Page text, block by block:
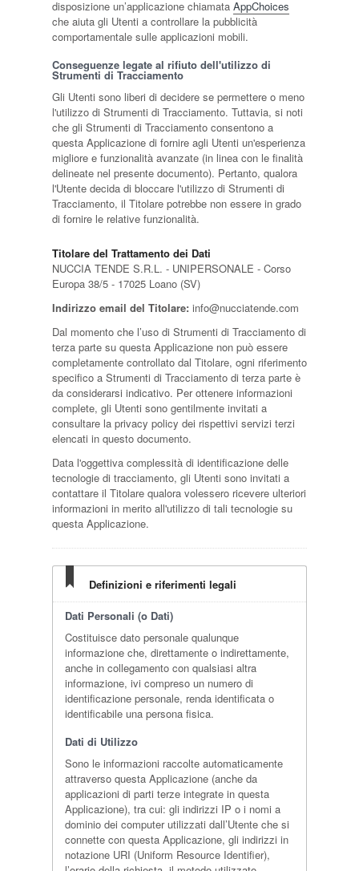
disposizione un’applicazione chiamata AppChoices
che aiuta gli Utenti a controllare la pubblicità
comportamentale sulle applicazioni mobili.
Conseguenze legate al rifiuto dell'utilizzo di
Strumenti di Tracciamento
Gli Utenti sono liberi di decidere se permettere o meno
l'utilizzo di Strumenti di Tracciamento. Tuttavia, si noti
che gli Strumenti di Tracciamento consentono a
questa Applicazione di fornire agli Utenti un'esperienza
migliore e funzionalità avanzate (in linea con le finalità
delineate nel presente documento). Pertanto, qualora
l'Utente decida di bloccare l'utilizzo di Strumenti di
Tracciamento, il Titolare potrebbe non essere in grado
di fornire le relative funzionalità.
Titolare del Trattamento dei Dati
NUCCIA TENDE S.R.L. - UNIPERSONALE - Corso
Europa 38/5 - 17025 Loano (SV)
Indirizzo email del Titolare: info@nucciatende.com
Dal momento che l’uso di Strumenti di Tracciamento di
terza parte su questa Applicazione non può essere
completamente controllato dal Titolare, ogni riferimento
specifico a Strumenti di Tracciamento di terza parte è
da considerarsi indicativo. Per ottenere informazioni
complete, gli Utenti sono gentilmente invitati a
consultare la privacy policy dei rispettivi servizi terzi
elencati in questo documento.
Data l'oggettiva complessità di identificazione delle
tecnologie di tracciamento, gli Utenti sono invitati a
contattare il Titolare qualora volessero ricevere ulteriori
informazioni in merito all'utilizzo di tali tecnologie su
questa Applicazione.
Definizioni e riferimenti legali
Dati Personali (o Dati)
Costituisce dato personale qualunque
informazione che, direttamente o indirettamente,
anche in collegamento con qualsiasi altra
informazione, ivi compreso un numero di
identificazione personale, renda identificata o
identificabile una persona fisica.
Dati di Utilizzo
Sono le informazioni raccolte automaticamente
attraverso questa Applicazione (anche da
applicazioni di parti terze integrate in questa
Applicazione), tra cui: gli indirizzi IP o i nomi a
dominio dei computer utilizzati dall’Utente che si
connette con questa Applicazione, gli indirizzi in
notazione URI (Uniform Resource Identifier),